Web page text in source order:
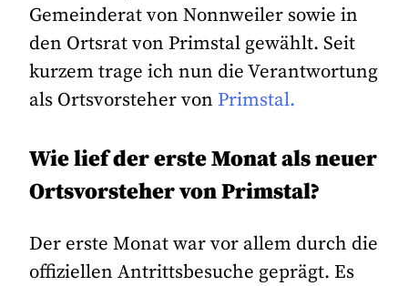
Gemeinderat von Nonnweiler sowie in
den Ortsrat von Primstal gewählt. Seit
kurzem trage ich nun die Verantwortung
als Ortsvorsteher von Primstal.
Wie lief der erste Monat als neuer
Ortsvorsteher von Primstal?
Der erste Monat war vor allem durch die
offiziellen Antrittsbesuche geprägt. Es